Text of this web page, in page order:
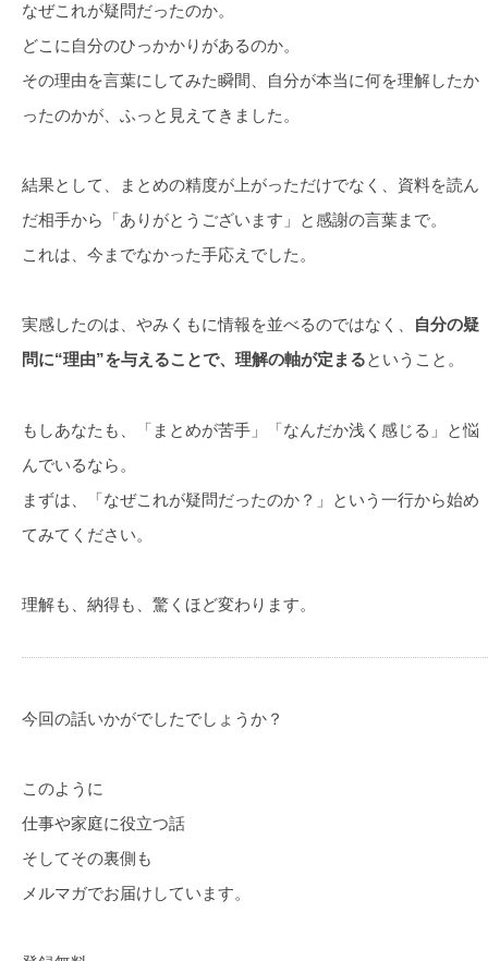
なぜこれが疑問だったのか。
どこに自分のひっかかりがあるのか。
その理由を言葉にしてみた瞬間、自分が本当に何を理解したか
ったのかが、ふっと見えてきました。
結果として、まとめの精度が上がっただけでなく、資料を読ん
だ相手から「ありがとうございます」と感謝の言葉まで。
これは、今までなかった手応えでした。
実感したのは、やみくもに情報を並べるのではなく、
自分の疑
問に“理由”を与えることで、理解の軸が定まるということ。
もしあなたも、「まとめが苦手」「なんだか浅く感じる」と悩
んでいるなら。
まずは、「なぜこれが疑問だったのか？」という一行から始め
てみてください。
理解も、納得も、驚くほど変わります。
今回の話いかがでしたでしょうか？
このように
仕事や家庭に役立つ話
そしてその裏側も
メルマガでお届けしています。